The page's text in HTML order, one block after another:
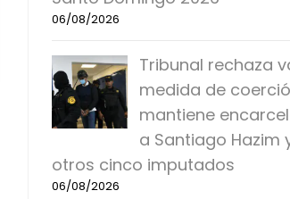
06/08/2026
Tribunal rechaza
medida de
mantiene
a Santiago Hazim
otros cinco imputados
06/08/2026